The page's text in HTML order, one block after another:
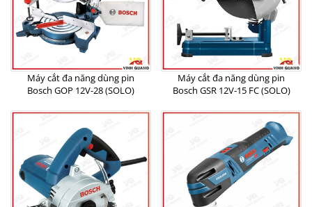
Máy cắt đa năng dùng pin
Bosch GOP 12V-28 (SOLO)
Máy cắt đa năng dùng pin
Bosch GSR 12V-15 FC (SOLO)